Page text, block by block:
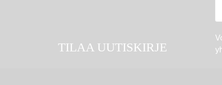
TILAA UUTISKIRJE